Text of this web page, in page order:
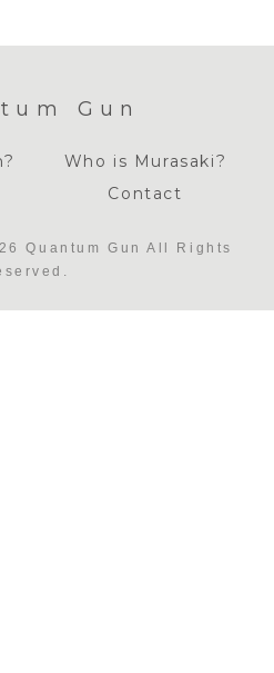
Gun
Who is Murasaki?
Contact
Quantum Gun All Rights